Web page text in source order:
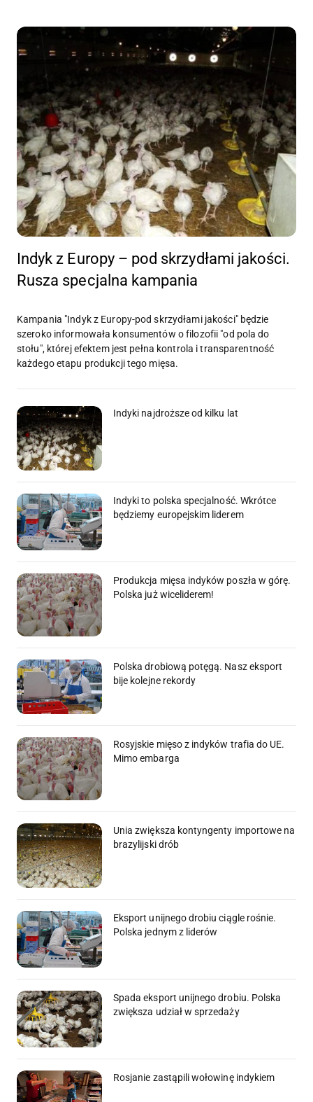
Indyk z Europy – pod skrzydłami jakości.
Rusza specjalna kampania
Kampania "Indyk z Europy-pod skrzydłami jakości" będzie
szeroko informowała konsumentów o filozofii "od pola do
stołu", której efektem jest pełna kontrola i transparentność
każdego etapu produkcji tego mięsa.
Indyki najdroższe od kilku lat
Indyki to polska specjalność. Wkrótce
będziemy europejskim liderem
Produkcja mięsa indyków poszła w górę.
Polska już wiceliderem!
Polska drobiową potęgą. Nasz eksport
bije kolejne rekordy
Rosyjskie mięso z indyków trafia do UE.
Mimo embarga
Unia zwiększa kontyngenty importowe na
brazylijski drób
Eksport unijnego drobiu ciągle rośnie.
Polska jednym z liderów
Spada eksport unijnego drobiu. Polska
zwiększa udział w sprzedaży
Rosjanie zastąpili wołowinę indykiem